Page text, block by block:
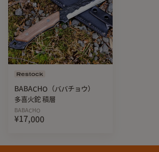
Restock
BABACHO（ババチョウ）
多喜火鉈 積層
BABACHO
¥17,000